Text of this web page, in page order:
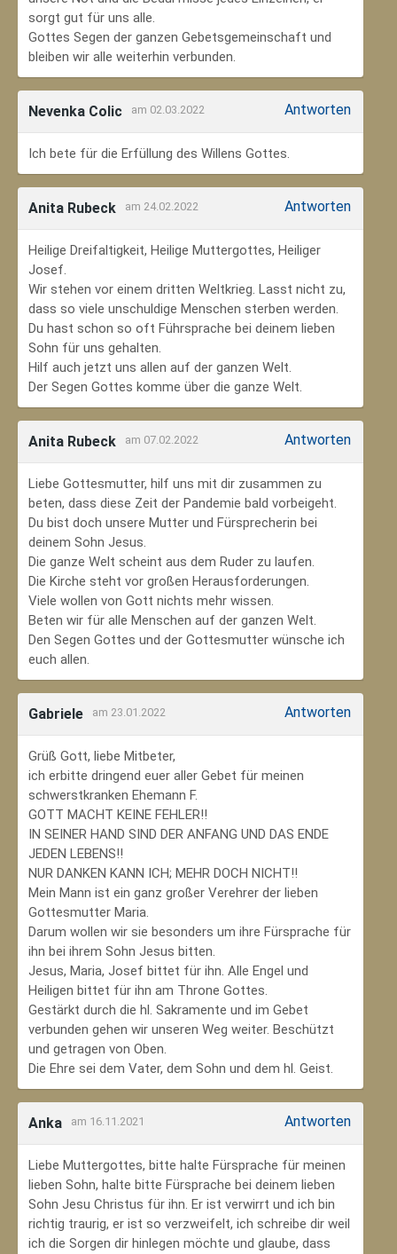
sorgt gut für uns alle.
Gottes Segen der ganzen Gebetsgemeinschaft und
bleiben wir alle weiterhin verbunden.
Nevenka Colic am 02.03.2022 Antworten
Ich bete für die Erfüllung des Willens Gottes.
Anita Rubeck am 24.02.2022 Antworten
Heilige Dreifaltigkeit, Heilige Muttergottes, Heiliger
Josef.
Wir stehen vor einem dritten Weltkrieg. Lasst nicht zu,
dass so viele unschuldige Menschen sterben werden.
Du hast schon so oft Führsprache bei deinem lieben
Sohn für uns gehalten.
Hilf auch jetzt uns allen auf der ganzen Welt.
Der Segen Gottes komme über die ganze Welt.
Anita Rubeck am 07.02.2022 Antworten
Liebe Gottesmutter, hilf uns mit dir zusammen zu
beten, dass diese Zeit der Pandemie bald vorbeigeht.
Du bist doch unsere Mutter und Fürsprecherin bei
deinem Sohn Jesus.
Die ganze Welt scheint aus dem Ruder zu laufen.
Die Kirche steht vor großen Herausforderungen.
Viele wollen von Gott nichts mehr wissen.
Beten wir für alle Menschen auf der ganzen Welt.
Den Segen Gottes und der Gottesmutter wünsche ich
euch allen.
Gabriele am 23.01.2022 Antworten
Grüß Gott, liebe Mitbeter,
ich erbitte dringend euer aller Gebet für meinen
schwerstkranken Ehemann F.
GOTT MACHT KEINE FEHLER!!
IN SEINER HAND SIND DER ANFANG UND DAS ENDE
JEDEN LEBENS!!
NUR DANKEN KANN ICH; MEHR DOCH NICHT!!
Mein Mann ist ein ganz großer Verehrer der lieben
Gottesmutter Maria.
Darum wollen wir sie besonders um ihre Fürsprache für
ihn bei ihrem Sohn Jesus bitten.
Jesus, Maria, Josef bittet für ihn. Alle Engel und
Heiligen bittet für ihn am Throne Gottes.
Gestärkt durch die hl. Sakramente und im Gebet
verbunden gehen wir unseren Weg weiter. Beschützt
und getragen von Oben.
Die Ehre sei dem Vater, dem Sohn und dem hl. Geist.
Anka am 16.11.2021 Antworten
Liebe Muttergottes, bitte halte Fürsprache für meinen
lieben Sohn, halte bitte Fürsprache bei deinem lieben
Sohn Jesu Christus für ihn. Er ist verwirrt und ich bin
richtig traurig, er ist so verzweifelt, ich schreibe dir weil
ich die Sorgen dir hinlegen möchte und glaube, dass